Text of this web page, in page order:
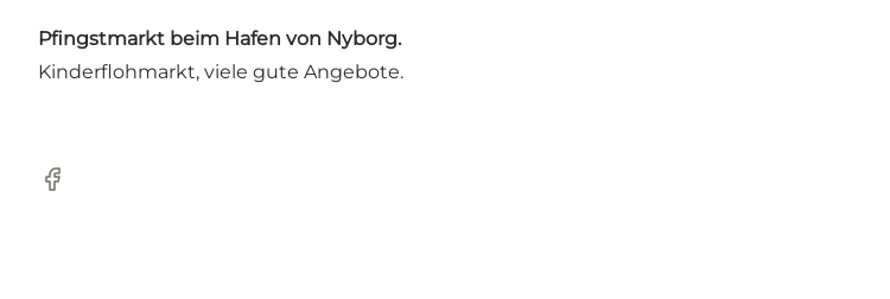
Pfingstmarkt beim Hafen von Nyborg.
Kinderflohmarkt, viele gute Angebote.
Facebook